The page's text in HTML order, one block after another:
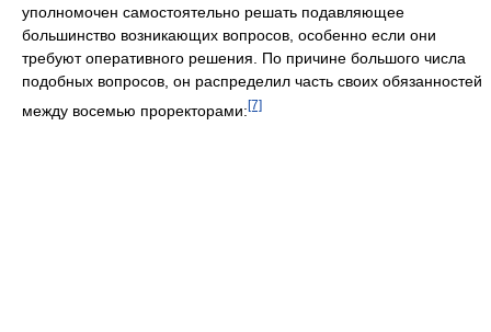
уполномочен самостоятельно решать подавляющее
большинство возникающих вопросов, особенно если они
требуют оперативного решения. По причине большого числа
подобных вопросов, он распределил часть своих обязанностей
между восемью проректорами: [7]